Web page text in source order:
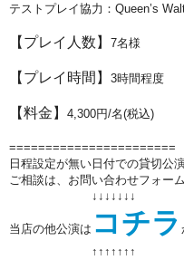
テストプレイ協力：Queen’s
【プレイ人数】 7名様
【プレイ時間】 3時間程度
【料金】 4,300円/名(税込)
=======================
日程設定が無い日付での貸切公
ご相談は、お問い合わせフォー
↓↓↓↓↓↓↓
当店の他公演は コチラ
↑↑ ↑↑ ↑↑ ↑